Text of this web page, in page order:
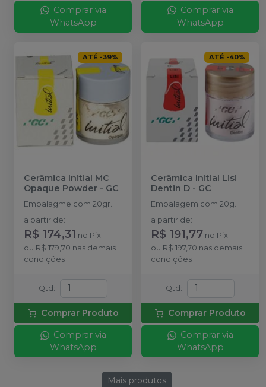
Comprar via
WhatsApp
Comprar via
WhatsApp
ATÉ -39%
Cerâmica Initial MC
Opaque Powder - GC
Embalagme com 20gr.
a partir de:
R$ 174,31 no Pix
ou R$ 179,70 nas demais
condições
Qtd :
Comprar Produto
Comprar via
WhatsApp
ATÉ -40%
Cerâmica Initial Lisi
Dentin D - GC
Embalagem com 20g.
a partir de:
R$ 191,77 no Pix
ou R$ 197,70 nas demais
condições
Qtd :
Comprar Produto
Comprar via
WhatsApp
Mais produtos